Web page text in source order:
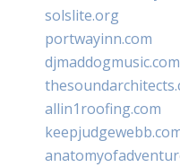
solslite.org
portwayinn.com
djmaddogmusic.com
allin1roofing.com